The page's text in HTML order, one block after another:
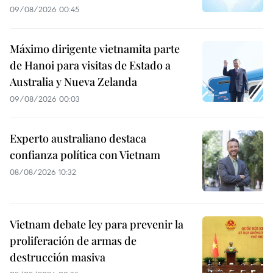
09/08/2026 00:45
Máximo dirigente vietnamita parte
de Hanoi para visitas de Estado a
Australia y Nueva Zelanda
09/08/2026 00:03
Experto australiano destaca
confianza política con Vietnam
08/08/2026 10:32
Vietnam debate ley para prevenir la
proliferación de armas de
destrucción masiva